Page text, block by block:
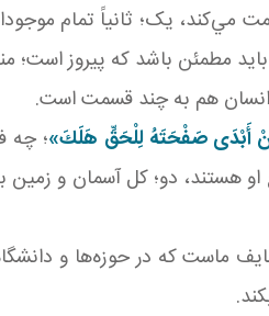
مي‌کند، يک؛ ثانياً تمام
مطمئن باشد که پيروز
انسان هم به چند قسمت است.
أَبْدَى صَفْحَتَهُ لِلْحَقِّ هَلَكَ»؛ چه
او هستند، دو؛ کل آسمان و
ماست که در حوزه‌ها و